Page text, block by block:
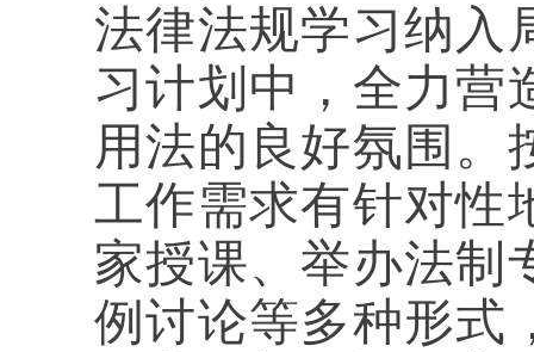
法律法规学习纳入
习计划中，全力营
用法的良好氛围。
工作需求有针对性
家授课、举办法制
例讨论等多种形式